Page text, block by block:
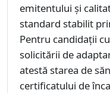
emitentului şi
standard stabilit
Pentru candidaţii
solicitării de
atestă starea de
certificatului de